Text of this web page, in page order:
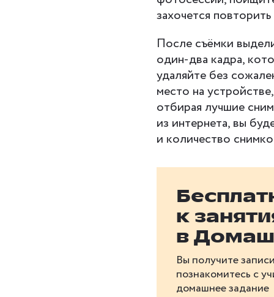
захочется
После съёмки
один-два кадра,
удаляйте без
место на
отбирая лучшие
из интернета, вы
и количество
к
в
Вы получите
познакомитесь с
домашнее задание